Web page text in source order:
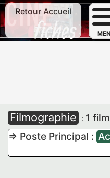
Retour Accueil
Filmographie : 1
=> Poste Principal :